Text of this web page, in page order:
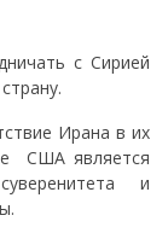
с Сирией
Ирана в их
США является
и